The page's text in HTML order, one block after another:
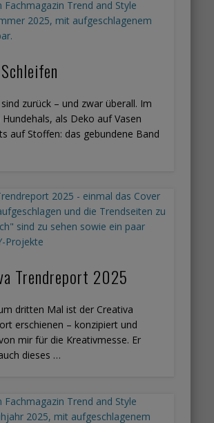
zurück – und zwar überall. Im
Hundehals, als Deko auf Vasen
auf Stoffen: das gebundene Band
Trendreport 2025
dritten Mal ist der Creativa
erschienen – konzipiert und
mir für die Kreativmesse. Er
dieses …